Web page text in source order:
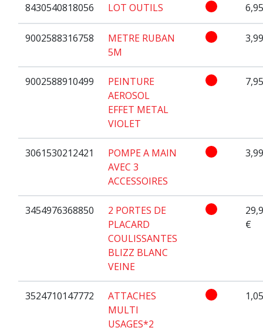
8430540818056 LOT OUTILS
9002588316758
METRE RUBAN
5M
9002588910499
PEINTURE
AEROSOL
EFFET METAL
VIOLET
3061530212421
POMPE A MAIN
AVEC 3
ACCESSOIRES
3454976368850
2 PORTES DE
PLACARD
COULISSANTES
BLIZZ BLANC
VEINE
€
3524710147772
ATTACHES
MULTI
USAGES*2